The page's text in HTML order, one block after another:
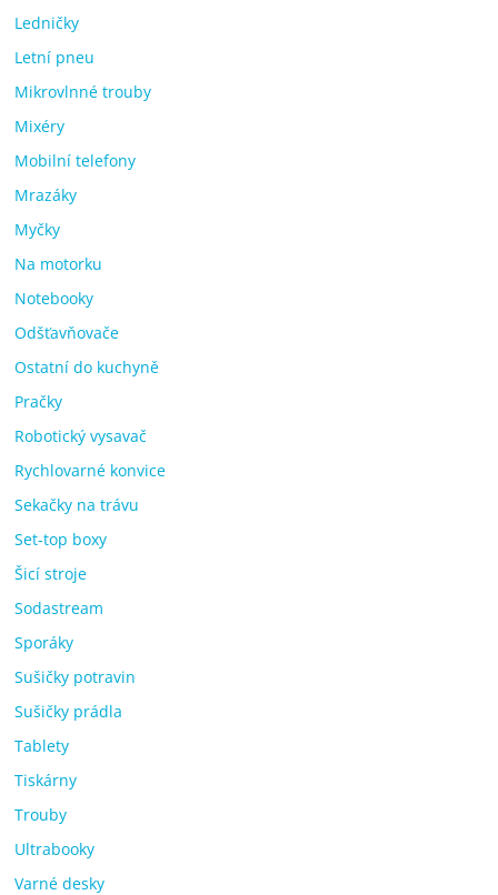
Ledničky
Letní pneu
Mikrovlnné trouby
Mixéry
Mobilní telefony
Mrazáky
Myčky
Na motorku
Notebooky
Odšťavňovače
Ostatní do kuchyně
Pračky
Robotický vysavač
Rychlovarné konvice
Sekačky na trávu
Set-top boxy
Šicí stroje
Sodastream
Sporáky
Sušičky potravin
Sušičky prádla
Tablety
Tiskárny
Trouby
Ultrabooky
Varné desky